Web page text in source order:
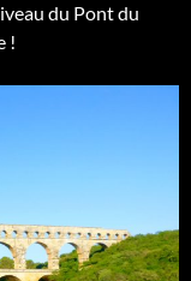
du Pont du
!